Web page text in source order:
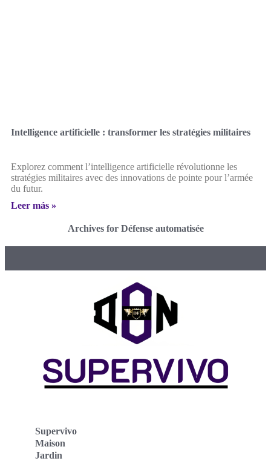
Intelligence artificielle : transformer les stratégies militaires
Explorez comment l’intelligence artificielle révolutionne les
stratégies militaires avec des innovations de pointe pour l’armée
du futur.
Leer más »
Archives for Défense automatisée
Supervivo
Maison
Jardin